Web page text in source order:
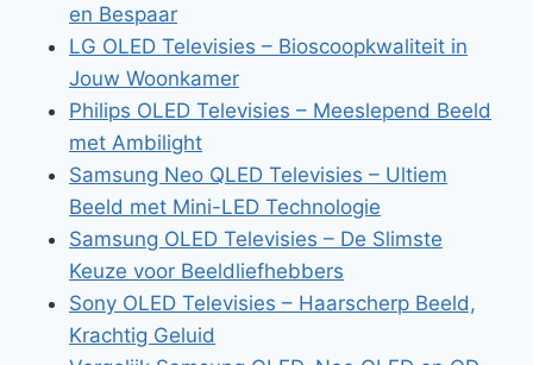
en Bespaar
LG OLED Televisies – Bioscoopkwaliteit in
Jouw Woonkamer
Philips OLED Televisies – Meeslepend Beeld
met Ambilight
Samsung Neo QLED Televisies – Ultiem
Beeld met Mini-LED Technologie
Samsung OLED Televisies – De Slimste
Keuze voor Beeldliefhebbers
Sony OLED Televisies – Haarscherp Beeld,
Krachtig Geluid